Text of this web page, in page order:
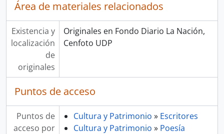
Área de materiales relacionados
Existencia y
localización
de
originales
Originales en Fondo Diario La Nación,
Cenfoto UDP
Puntos de acceso
Puntos de
acceso por
Cultura y Patrimonio » Escritores
Cultura y Patrimonio » Poesía